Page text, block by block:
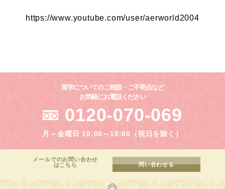
https://www.youtube.com/user/aerworld2004
留学についてのご相談・ご不明点など
お気軽にお電話ください
0120-070-069
月～金曜日 10:00～18:00（祝日を除く）
メールでのお問い合わせ
はこちら
問い合わせる